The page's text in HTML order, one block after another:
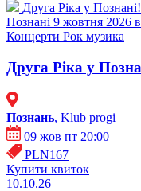
Друга Ріка у
Познані 9 жовтня 2026
Концерти Рок музика
Друга Ріка у
Познань, Klub progi
09 жов пт 20:00
PLN167
Купити квиток
10.10.26